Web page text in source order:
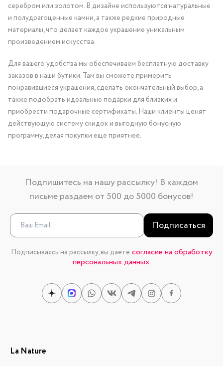
серебром или золотом. В дизайне используются натуральные
и полудрагоценные камни, а также редкие природные
материалы, что делает каждое украшение уникальным
произведением искусства.
Для вашего удобства мы обеспечиваем бесплатную доставку
заказов в наши бутики. Там вы сможете примерить
понравившиеся украшения, сделать окончательный выбор, а
также подобрать идеальные подарки для близких и
приобрести подарочные сертификаты. Наши клиенты ценят
действующую систему скидок и выгодную бонусную
программу, делая покупки еще приятнее.
Подпишитесь на нашу рассылку! В каждом
письме раздаем от 500 до 5000 бонусов!
Подписаться
Подписываясь на рассылку, вы даете согласие на обработку
персональных данных.
La Nature